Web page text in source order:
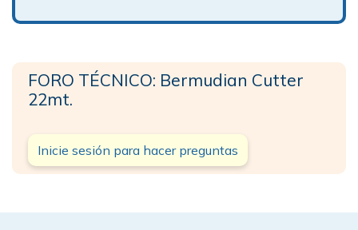
FORO TÉCNICO: Bermudian Cutter
22mt.
Inicie sesión para hacer preguntas